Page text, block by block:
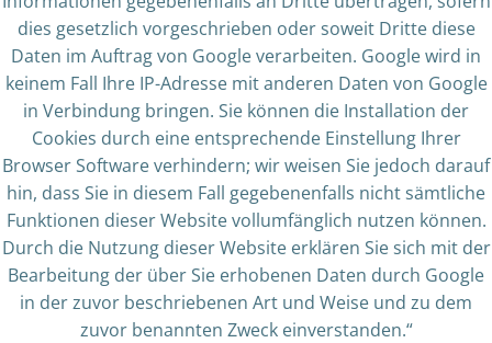
dies gesetzlich vorgeschrieben oder soweit Dritte diese
Daten im Auftrag von Google verarbeiten. Google wird in
keinem Fall Ihre IP-Adresse mit anderen Daten von Google
in Verbindung bringen. Sie können die Installation der
Cookies durch eine entsprechende Einstellung Ihrer
Browser Software verhindern; wir weisen Sie jedoch darauf
hin, dass Sie in diesem Fall gegebenenfalls nicht sämtliche
Funktionen dieser Website vollumfänglich nutzen können.
Durch die Nutzung dieser Website erklären Sie sich mit der
Bearbeitung der über Sie erhobenen Daten durch Google
in der zuvor beschriebenen Art und Weise und zu dem
zuvor benannten Zweck einverstanden.“